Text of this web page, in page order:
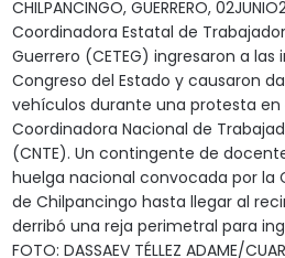
CHILPANCINGO, GUERRERO,
Coordinadora Estatal de
Guerrero (CETEG) ingresaron a las
Congreso del Estado y causaron
vehículos durante una protesta
Coordinadora Nacional de
(CNTE). Un contingente de
huelga nacional convocada por la
de Chilpancingo hasta llegar al
derribó una reja perimetral para
FOTO: DASSAEV TÉLLEZ ADAME/